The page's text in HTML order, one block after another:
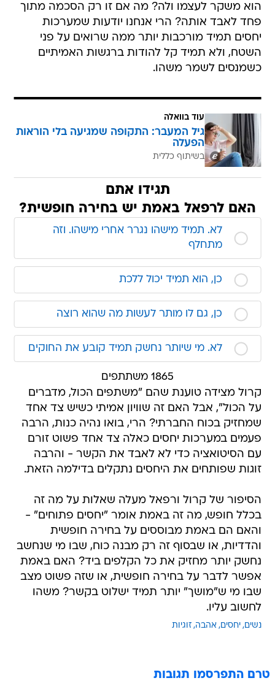
הוא משקר לעצמו ולה? מה אם זו רק הסכמה מתוך
פחד לאבד אותה? הרי אנחנו יודעות שמערכות
יחסים תמיד מורכבות יותר ממה שרואים על פני
השטח, ולא תמיד קל להודות ברגשות האמיתיים
כשמנסים לשמר משהו.
עוד בוואלה
גיל המעבר: התקופה שמגיעה בלי הוראות
הפעלה
בשיתוף כללית
תגידו אתם
האם לרפאל באמת יש בחירה חופשית?
לא. תמיד מישהו נגרר אחרי מישהו. וזה
מתחלף
כן, הוא תמיד יכול ללכת
כן, גם לו מותר לעשות מה שהוא רוצה
לא. מי שיותר נחשק תמיד קובע את החוקים
1865 משתתפים
קרול מצידה טוענת שהם "משתפים הכול, מדברים
על הכול", אבל האם זה שוויון אמיתי כשיש צד אחד
שמחזיק בכוח החברתי? הרי, בואו נהיה כנות, הרבה
פעמים במערכות יחסים כאלה צד אחד פשוט זורם
עם הסיטואציה כדי לא לאבד את הקשר - והרבה
זוגות שפותחים את היחסים נתקלים בדילמה הזאת.
הסיפור של קרול ורפאל מעלה שאלות על מה זה
בכלל חופש, מה זה באמת אומר "יחסים פתוחים" -
והאם הם באמת מבוססים על בחירה חופשית
והדדיות, או שבסוף זה רק מבנה כוח, שבו מי שנחשב
נחשק יותר מחזיק את כל הקלפים ביד? האם באמת
אפשר לדבר על בחירה חופשית, או שזה פשוט מצב
שבו מי ש"מושך" יותר תמיד ישלוט בקשר? משהו
לחשוב עליו.
נשים יחסים אהבה זוגיות
טרם התפרסמו תגובות